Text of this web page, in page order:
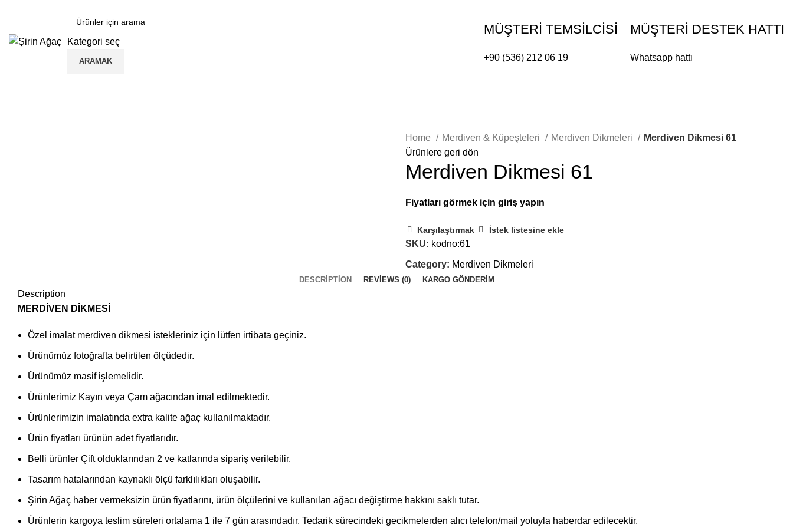
Kategori seç
ARAMAK
MÜŞTERİ TEMSİLCİSİ
+90 (536) 212 06 19
MÜŞTERİ DESTEK HATTI
Whatsapp hattı
Home Merdiven & Küpeşteleri Merdiven Dikmeleri
Merdiven Dikmesi 61
Ürünlere geri dön
Merdiven Dikmesi 61
Karşılaştırmak İstek listesine ekle
SKU: kodno:61
Category: Merdiven Dikmeleri
DESCRIPTION REVIEWS (0) KARGO GÖNDERIM
Description
MERDİVEN DİKMESİ
Özel imalat merdiven dikmesi istekleriniz için lütfen irtibata geçiniz.
Ürünümüz fotoğrafta belirtilen ölçüdedir.
Ürünümüz masif işlemelidir.
Ürünlerimiz Kayın veya Çam ağacından imal edilmektedir.
Ürünlerimizin imalatında extra kalite ağaç kullanılmaktadır.
Ürün fiyatları ürünün adet fiyatlarıdır.
Belli ürünler Çift olduklarından 2 ve katlarında sipariş verilebilir.
Tasarım hatalarından kaynaklı ölçü farklılıkları oluşabilir.
Şirin Ağaç haber vermeksizin ürün fiyatlarını, ürün ölçülerini ve kullanılan ağacı değiştirme hakkını saklı tutar.
Ürünlerin kargoya teslim süreleri ortalama 1 ile 7 gün arasındadır. Tedarik sürecindeki gecikmelerden alıcı telefon/mail yoluyla haberdar edilecektir.